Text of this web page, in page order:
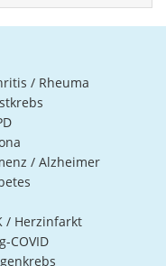
/ Rheuma
/ Alzheimer
/ Herzinfarkt
COVID